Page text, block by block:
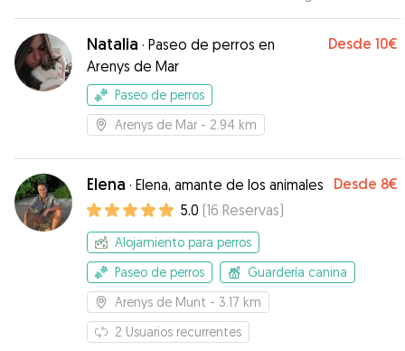
gos, tant en el Meet and Greet com a l'estada,
va contactar amb la Paula com si la conegués de
tota la vida. Una passada!!!!
Natalia · Paseo de perros en
Arenys de Mar
Desde 10€
Paseo de perros
Arenys de Mar - 2.94 km
Elena · Elena, amante de los animales Desde 8€
5.0 (16 Reservas)
Alojamiento para perros
Paseo de perros
Guardería canina
Arenys de Munt - 3.17 km
2 Usuarios recurrentes